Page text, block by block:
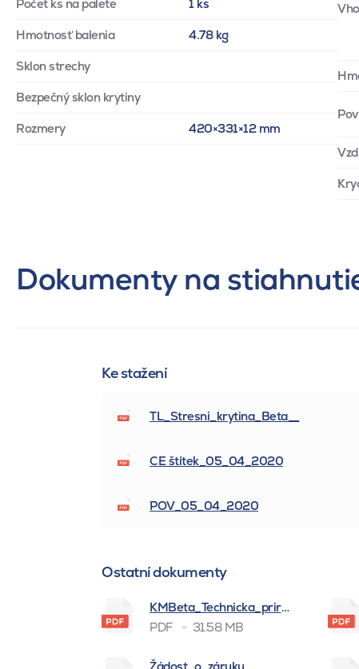
Počet ks na palete 1 ks
Hmotnosť balenia 4.78 kg
Sklon strechy
Bezpečný sklon krytiny
Rozmery 420×331×12 mm
Dokumenty na
Ke stažení
TL_Stresni_krytina_Beta__
CE štítek_05_04_2020
POV_05_04_2020
Ostatní dokumenty
KMBeta_Technicka_prirucka_BSK_
PDF
31.58 MB